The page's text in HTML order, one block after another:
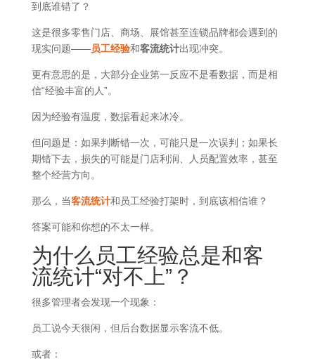
到底谁错了？
这是很多零售门店、商场、展馆甚至连锁品牌都会遇到的
现实问题——员工经验和客流统计出现冲突。
更有意思的是，大部分企业第一反应不是看数据，而是相
信“经验丰富的人”。
因为经验有温度，数据看起来冰冷。
但问题是：如果判断错一次，可能只是一次误判；如果长
期错下去，损失的可能是门店利润、人员配置效率，甚至
整个经营方向。
那么，当客流统计和员工经验打架时，到底该相信谁？
答案可能和你想的不太一样。
为什么员工经验总是和客
流统计“对不上”？
很多管理者会发现一个现象：
员工说今天很闲，但后台数据显示客流不低。
或者：